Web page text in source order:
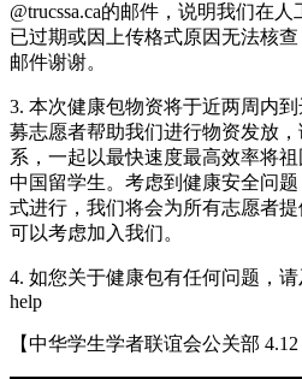
@trucssa.ca的邮件，说明我们在
已过期或因上传格式原因无法核
邮件谢谢。
3. 本次健康包物资将于近两周内
募志愿者帮助我们进行物资发放
系，一起以最快速度最高效率将
中国留学生。考虑到健康安全问
式进行，我们将会为所有志愿者
可以考虑加入我们。
4. 如您关于健康包有任何问题，请
help
【中华学生学者联谊会公关部 4.12